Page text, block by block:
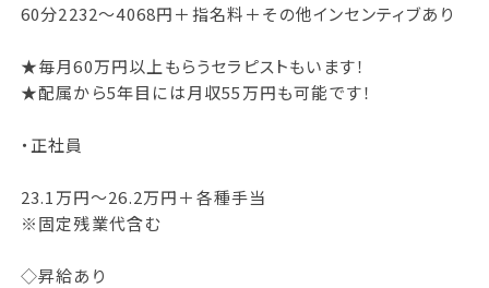
60分2232～4068円＋指名料＋その他インセンティブあり
★毎月60万円以上もらうセラピストもいます！
★配属から5年目には月収55万円も可能です！
・正社員
23.1万円～26.2万円＋各種手当
※固定残業代含む
◇昇給あり